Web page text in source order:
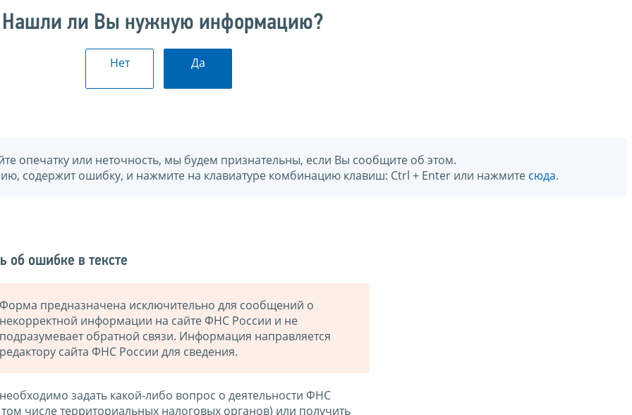
Нашли ли Вы нужную информацию?
Нет Да
опечатку или неточность, мы будем признательны, если Вы сообщите об этом.
содержит ошибку, и нажмите на клавиатуре комбинацию клавиш: Ctrl + Enter или нажмите сюда.
об ошибке в тексте
Форма предназначена исключительно для сообщений о
некорректной информации на сайте ФНС России и не
подразумевает обратной связи. Информация направляется
редактору сайта ФНС России для сведения.
задать какой-либо вопрос о деятельности ФНС
числе территориальных налоговых органов) или получить